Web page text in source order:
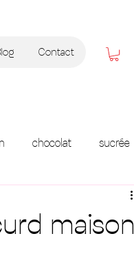
Contact
chocolat sucrée
maison